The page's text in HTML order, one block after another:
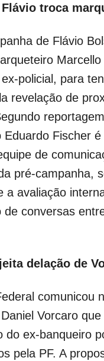
troca
de Flávio
policial, para
revelação de
reportagem
Eduardo Fischer
de
pré-campanha,
a avaliação
de conversas
delação de
comunicou
Vorcaro que
do ex-banqueiro
pela PF. A